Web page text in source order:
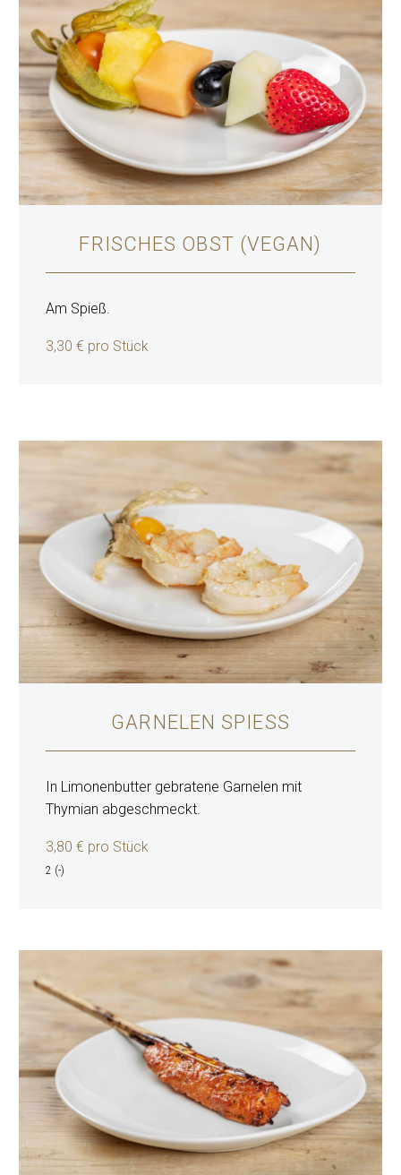
FRISCHES OBST (VEGAN)
Am Spieß.
3,30 € pro Stück
GARNELEN SPIESS
In Limonenbutter gebratene Garnelen mit
Thymian abgeschmeckt.
3,80 € pro Stück
2 (-)